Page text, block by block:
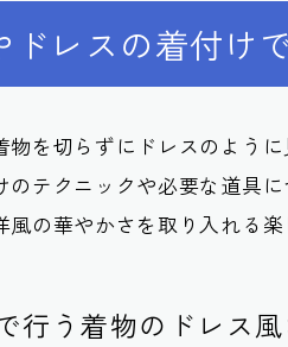
ドレスの着付け
物を切らずにドレスのよう
のテクニックや必要な道具
風の華やかさを取り入れる楽
行う着物のドレス